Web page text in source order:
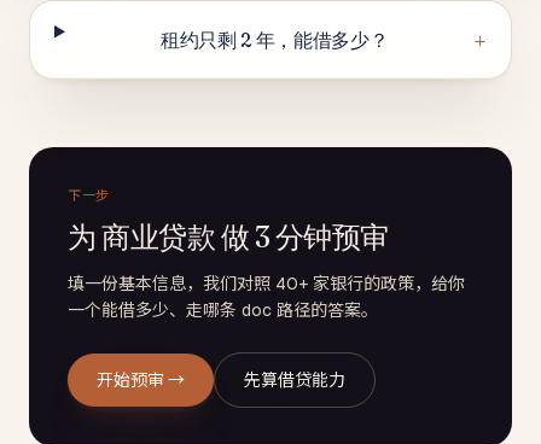
租约只剩 2 年，能借多少？ +
下一步
为 商业贷款 做 3 分钟预审
填一份基本信息，我们对照 40+ 家银行的政策，给你
一个能借多少、走哪条 doc 路径的答案。
开始预审 → 先算借贷能力